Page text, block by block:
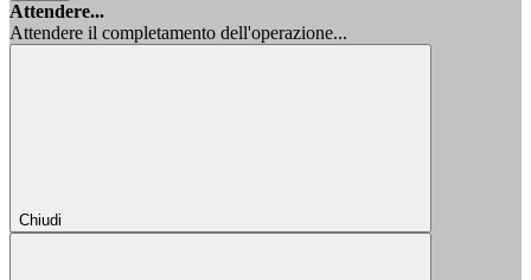
Attendere...
Attendere il completamento dell'operazione...
Chiudi